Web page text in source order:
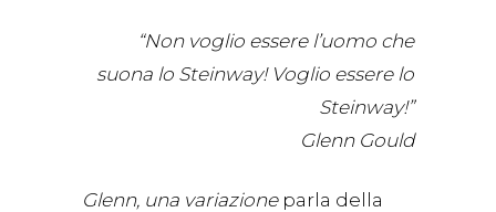
“Non voglio essere l’uomo che
suona lo Steinway! Voglio essere lo
Steinway!”
Glenn Gould
Glenn, una variazioneparla della